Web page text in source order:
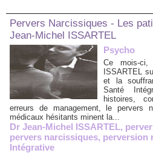
Pervers Narcissiques - Les
Jean-Michel ISSARTEL
Psycho
Ce mois-
ISSARTEL
et la
Santé
histoires,
erreurs de management, le pervers
médicaux hésitants minent la...
Dr Jean-Michel ISSARTEL,
pervers narcissiques, perversion
Intégrative